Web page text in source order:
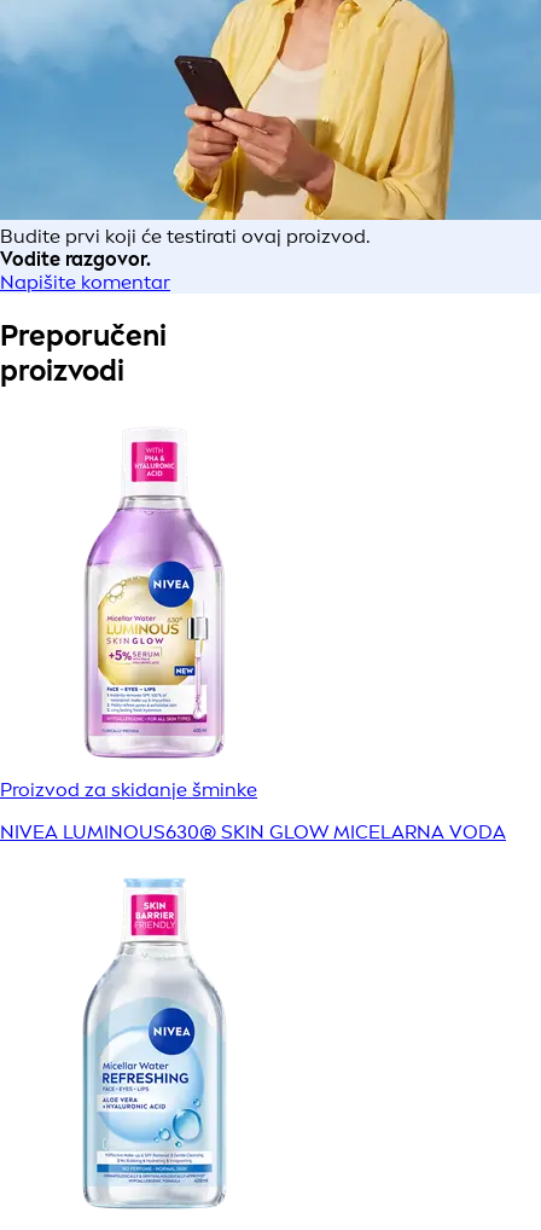
Budite prvi koji će testirati ovaj proizvod.
Vodite razgovor.
Napišite komentar
Preporučeni
proizvodi
Proizvod za skidanje šminke
NIVEA LUMINOUS630® SKIN GLOW MICELARNA VODA